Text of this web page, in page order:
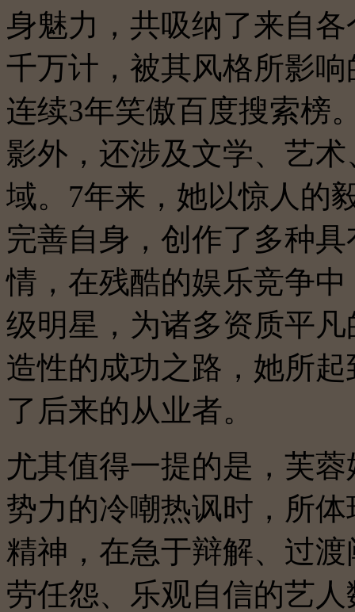
身魅力，共吸纳了来自
千万计，被其风格所影
连续3年笑傲百度搜索榜
影外，还涉及文学、艺
域。7年来，她以惊人的
完善自身，创作了多种
情，在残酷的娱乐竞争
级明星，为诸多资质平
造性的成功之路，她所
了后来的从业者。
尤其值得一提的是，芙
势力的冷嘲热讽时，所
精神，在急于辩解、过
劳任怨、乐观自信的艺